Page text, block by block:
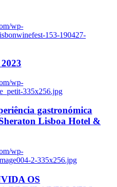
wp-
153-190427-
wp-
335x256.jpg
gastronómica
Lisboa Hotel &
wp-
2-335x256.jpg
OS